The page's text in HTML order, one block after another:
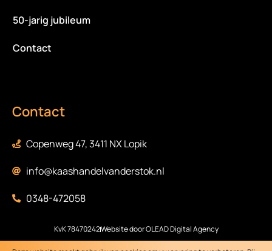
50-jarig jubileum
Contact
Contact
Copenweg 47, 3411 NX Lopik
info@kaashandelvanderstok.nl
0348-472058
KvK 78470242Website door OLEAD Digital Agency